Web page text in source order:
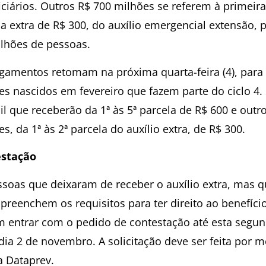
Outros R$ 700 milhões se referem à primeira
extra de R$ 300, do auxílio emergencial extensão,
de pessoas.
retomam na próxima quarta-feira (4), para
nascidos em fevereiro que fazem parte do ciclo 4.
que receberão da 1ª às 5ª parcela de R$ 600 e
da 1ª às 2ª parcela do auxílio extra, de R$ 300.
que deixaram de receber o auxílio extra, mas
os requisitos para ter direito ao
entrar com o pedido de contestação até esta
2 de novembro. A solicitação deve ser feita por
Dataprev.